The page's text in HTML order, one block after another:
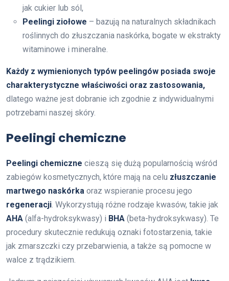
jak cukier lub sól,
Peelingi ziołowe – bazują na naturalnych składnikach
roślinnych do złuszczania naskórka, bogate w ekstrakty
witaminowe i mineralne.
Każdy z wymienionych typów peelingów posiada swoje
charakterystyczne właściwości oraz zastosowania,
dlatego ważne jest dobranie ich zgodnie z indywidualnymi
potrzebami naszej skóry.
Peelingi chemiczne
Peelingi chemiczne cieszą się dużą popularnością wśród
zabiegów kosmetycznych, które mają na celu złuszczanie
martwego naskórka oraz wspieranie procesu jego
regeneracji. Wykorzystują różne rodzaje kwasów, takie jak
AHA (alfa-hydroksykwasy) i BHA (beta-hydroksykwasy). Te
procedury skutecznie redukują oznaki fotostarzenia, takie
jak zmarszczki czy przebarwienia, a także są pomocne w
walce z trądzikiem.